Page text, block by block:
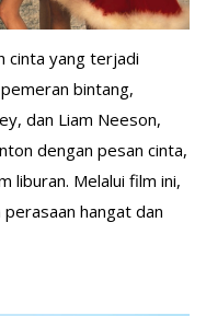
cinta yang terjadi
bintang,
dan Liam Neeson,
dengan pesan cinta,
liburan. Melalui film ini,
hangat dan